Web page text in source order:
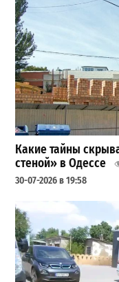
Какие тайны
стеной» в Одессе
30-07-2026 в 19:58